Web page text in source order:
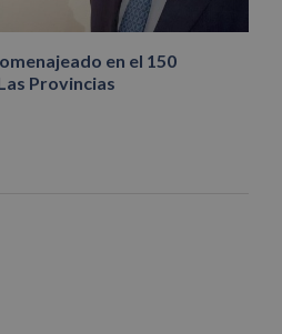
en el 150
Provincias